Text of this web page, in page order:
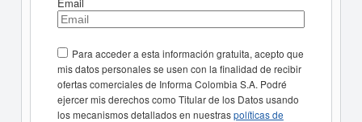
Para acceder a esta información gratuita, acepto que
mis datos personales se usen con la finalidad de recibir
ofertas comerciales de Informa Colombia S.A. Podré
ejercer mis derechos como Titular de los Datos usando
los mecanismos detallados en nuestraspolíticas de